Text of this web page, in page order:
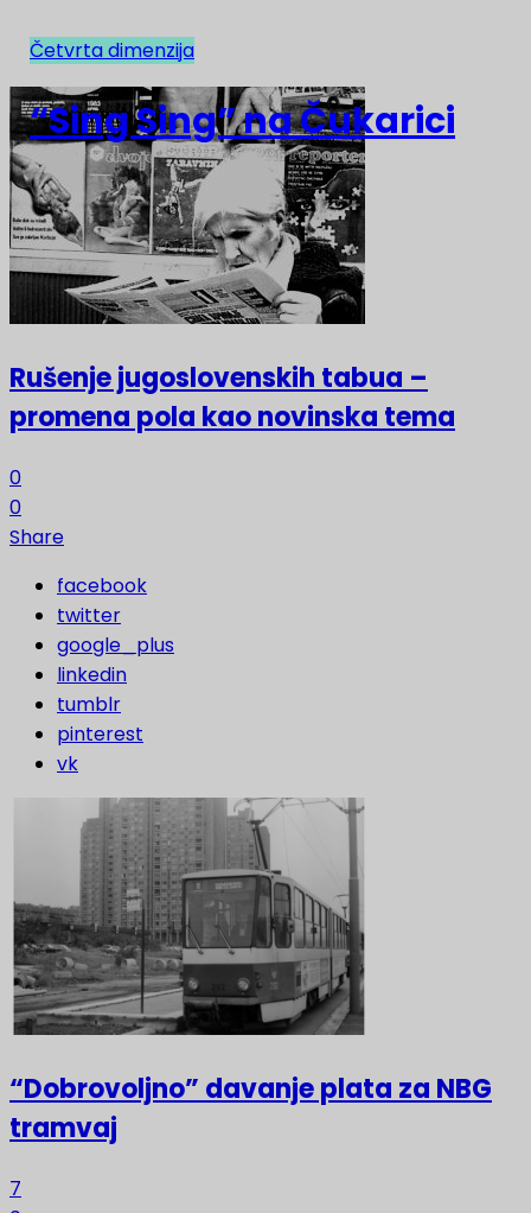
NAJNOVIJE
Rušenje jugoslovenskih tabua –
promena pola kao novinska tema
0
0
Share
facebook
twitter
google_plus
linkedin
tumblr
pinterest
vk
“Dobrovoljno” davanje plata za NBG
tramvaj
7
Četvrta dimenzija
“Sing Sing” na Čukarici